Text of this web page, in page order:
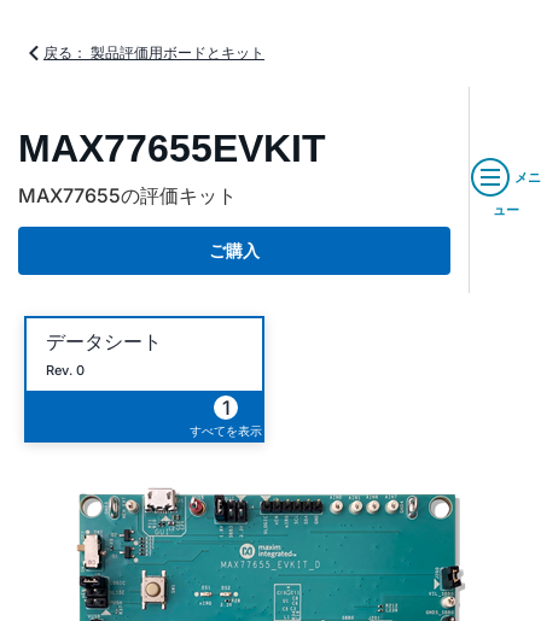
戻る： 製品評価用ボードとキット
MAX77655EVKIT
MAX77655の評価キット
ご購入
メニ
ュー
データシート
Rev. 0
1
すべてを表示